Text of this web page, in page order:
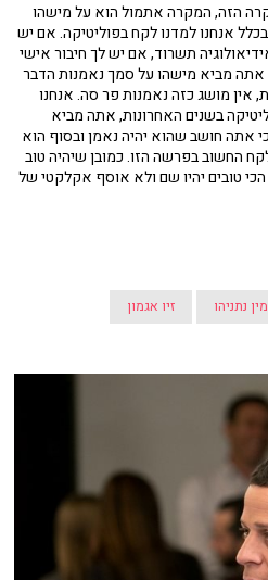
הזה, המקרה אתמול הוא על מישהו
אנחנו למדנו לקח בפוליטיקה. אם יש
תשרוד, אם יש לך חיבור אישי
אתה מביא מישהו על סמך נאמנות הדבר
אין מושג כזה נאמנות פר סה. אנחנו
בשנים האחרונות, אתה מביא
אתה חושב שהוא יהיה נאמן ובסוף הוא
החשוב בפרשה הזו. כמובן שיהיה טוב
טובים יהיו שם ולא אוסף אקלקטי של
נתניהו זיו אגמון